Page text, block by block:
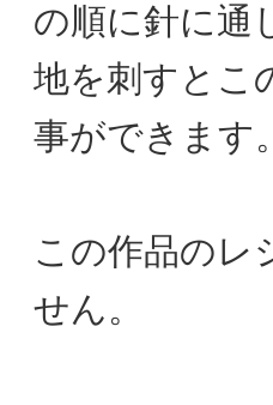
の順に針に通
地を刺すとこ
事ができます。
この作品のレ
せん。